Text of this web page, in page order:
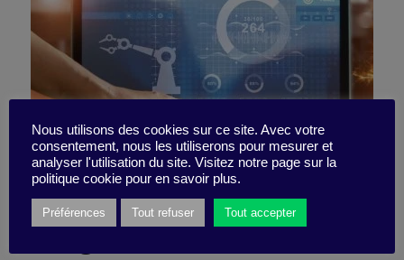
Conseils du monde réel pour
intégrer l’IA
Nous utilisons des cookies sur ce site. Avec votre
consentement, nous les utiliserons pour mesurer et
analyser l'utilisation du site. Visitez notre page sur la
politique cookie pour en savoir plus.
Préférences Tout refuser Tout accepter